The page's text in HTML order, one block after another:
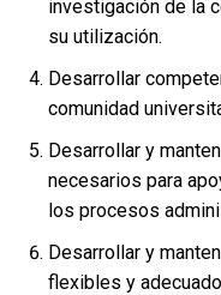
investigación de la
su utilización.
Desarrollar
comunidad
Desarrollar y
necesarios para
los procesos
Desarrollar y
flexibles y